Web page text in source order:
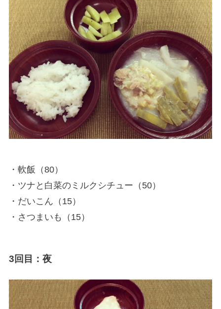
・軟飯（80）
・ツナと白菜のミルクシチュー（50）
・だいこん（15）
・さつまいも（15）
3回目：夜